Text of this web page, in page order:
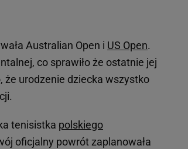
Australian Open i US Open.
co sprawiło że ostatnie jej
że urodzenie dziecka wszystko
tenisistka polskiego
oficjalny powrót zaplanowała